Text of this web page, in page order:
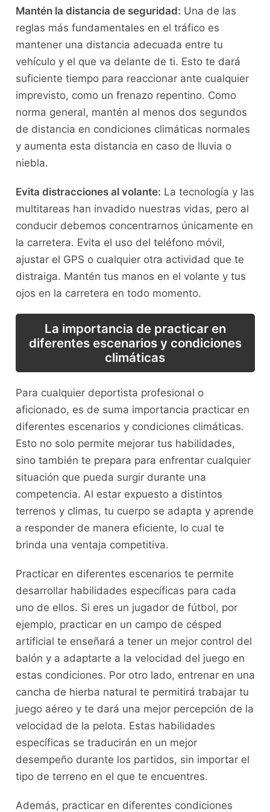
Mantén la⁤ distancia de seguridad: Una de las
reglas más fundamentales en el tráfico es
mantener una distancia adecuada entre tu⁣
vehículo y el que va delante de ti. Esto ‌te dará
suficiente tiempo para reaccionar ante​ cualquier
imprevisto, como un frenazo repentino. Como
⁤norma general,​ mantén al⁣ menos dos segundos
de distancia en ‍condiciones climáticas normales
y aumenta esta distancia en caso de lluvia ‌o
niebla.
Evita distracciones al⁣ volante: La tecnología y las
multitareas han ⁣invadido nuestras vidas, pero al
conducir debemos concentrarnos únicamente⁣ en
la carretera. Evita⁤ el uso‌ del teléfono móvil,
ajustar el GPS ⁢o cualquier‌ otra actividad que⁣ te
distraiga. Mantén tus manos en⁤ el volante ⁣y tus
ojos en​ la ​carretera en todo momento.
La importancia de practicar en
diferentes ‍escenarios y condiciones
climáticas
Para cualquier deportista profesional o
aficionado, es de suma importancia​ practicar en​
diferentes ⁣escenarios y condiciones climáticas.
Esto no ⁤solo permite mejorar tus habilidades,
sino también te prepara para enfrentar cualquier
situación que pueda surgir durante una
competencia. Al estar expuesto⁣ a distintos‌
terrenos y climas,⁢ tu cuerpo se adapta y aprende
a responder de ⁣manera eficiente,​ lo cual te
brinda ⁣una ventaja competitiva.
Practicar en ‍diferentes ⁣escenarios te permite
desarrollar habilidades específicas para cada
uno de ellos. Si eres​ un jugador de fútbol, por
ejemplo, practicar en un campo de césped
artificial te enseñará a ⁢tener ⁢un mejor control ⁤del
balón y​ a adaptarte a la velocidad​ del juego⁣ en
estas condiciones. Por otro lado, entrenar en ⁢una
cancha⁤ de hierba natural te permitirá trabajar tu
juego⁣ aéreo y te‌ dará una mejor percepción de la⁢
velocidad de la pelota. Estas habilidades
específicas se traducirán en un⁢ mejor
desempeño durante los partidos, sin importar ‌el
tipo de‍ terreno en el que ⁣te encuentres.
Además, practicar en diferentes condiciones